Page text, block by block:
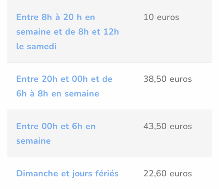
Entre 8h à 20 h en
semaine et de 8h et 12h
le samedi
10 euros
Entre 20h et 00h et de
6h à 8h en semaine
38,50 euros
Entre 00h et 6h en
semaine
43,50 euros
Dimanche et jours fériés 22,60 euros